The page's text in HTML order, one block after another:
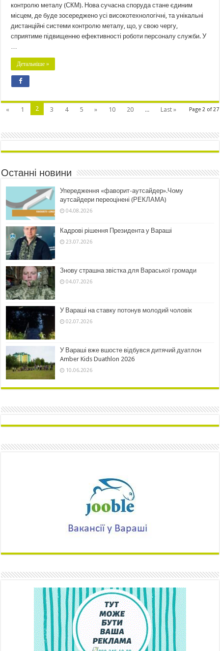
контролю металу (СКМ). Нова сучасна споруда стане єдиним
місцем, де буде зосереджено усі високотехнологічні, та унікальні
дистанційні системи контролю металу, що, у свою чергу,
сприятиме підвищенню ефективності роботи персоналу служби. У
Детальніше »
Page 2 of 27
« 1 2 3 4 5 » 10 20 ... Last »
Останні новини
Упередження «фаворит-аутсайдер».Чому
аутсайдери переоцінені (РЕКЛАМА)
04.08.2026
Кадрові рішення Президента у Вараші
23.07.2026
Знову страшна звістка для Вараської громади
04.07.2026
У Вараші на ставку потонув молодий чоловік
02.07.2026
У Вараші вже вшосте відбувся дитячий дуатлон
Amber Kids Duathlon 2026
10.06.2026